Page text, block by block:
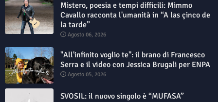
Mistero, poesia e tempi difficili: Mimmo
Cavallo racconta l'umanità in “A las çinco de
la tarde”
Agosto 06, 2026
"All'infinito voglio te": il brano di Francesco
Serra e il video con Jessica Brugali per ENPA
Agosto 05, 2026
SVOSIL: il nuovo singolo è “MUFASA”